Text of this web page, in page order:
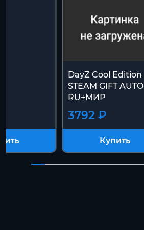
DayZ Cool Edition
STEAM GIFT AUTO
RU+МИР
3792 ₽
Купить